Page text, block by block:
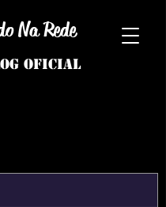
Na Rede
OFICIAL